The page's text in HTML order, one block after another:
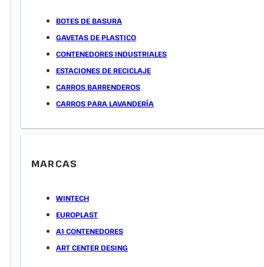
BOTES DE BASURA
GAVETAS DE PLASTICO
CONTENEDORES INDUSTRIALES
ESTACIONES DE RECICLAJE
CARROS BARRENDEROS
CARROS PARA LAVANDERÍA
MARCAS
WINTECH
EUROPLAST
A1 CONTENEDORES
ART CENTER DESING